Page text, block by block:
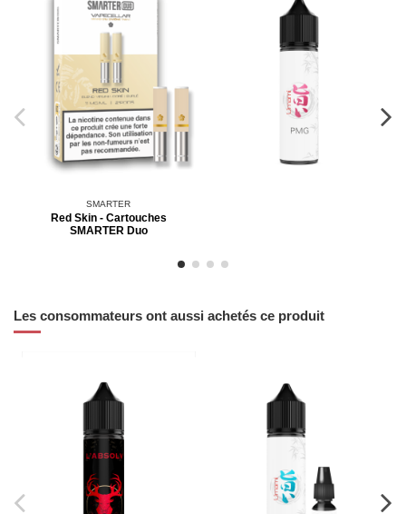
SMARTER
Red Skin - Cartouches
SMARTER Duo
Les consommateurs ont aussi achetés ce produit